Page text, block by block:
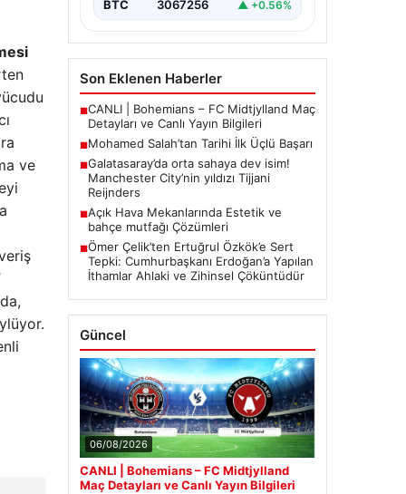
ve
BTC 3067256 ▲ +0.56%
Son Eklenen Haberler
■CANLI | Bohemians – FC Midtjylland Maç
Detayları ve Canlı Yayın Bilgileri
■Mohamed Salah’tan Tarihi İlk Üçlü Başarı
■Galatasaray’da orta sahaya dev isim!
Manchester City’nin yıldızı Tijjani
Reijnders
■Açık Hava Mekanlarında Estetik ve
bahçe mutfağı Çözümleri
■Ömer Çelik’ten Ertuğrul Özkök’e Sert
Tepki: Cumhurbaşkanı Erdoğan’a Yapılan
İthamlar Ahlaki ve Zihinsel Çöküntüdür
Güncel
06/08/2026
CANLI | Bohemians – FC Midtjylland
Maç Detayları ve Canlı Yayın Bilgileri